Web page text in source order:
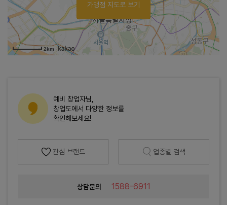
2km
가맹점 지도로 보기
예비 창업자님,
창업도에서 다양한 정보를
확인해보세요!
관심 브랜드 업종별 검색
상담문의 1588-6911